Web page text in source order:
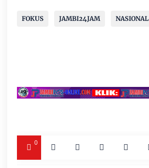
FOKUS JAMBI24JAM NASIONAL
0